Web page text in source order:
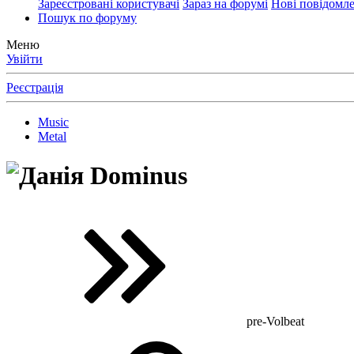
Зареєстровані користувачі Зараз на форумі Нові
Пошук по форуму
Меню
Увійти
Реєстрація
Music
Metal
Dominus
pre-Volbeat